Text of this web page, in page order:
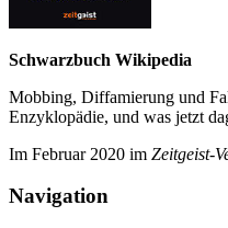
Schwarzbuch Wikipedia
Mobbing, Diffamierung und
Enzyklo­pädie, und was jetzt
Im Februar 2020 im Zeit­geist-
Navigation